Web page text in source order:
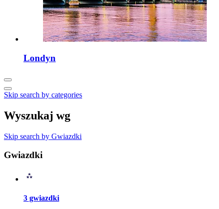
Londyn
Skip search by categories
Wyszukaj wg
Skip search by Gwiazdki
Gwiazdki
3 gwiazdki